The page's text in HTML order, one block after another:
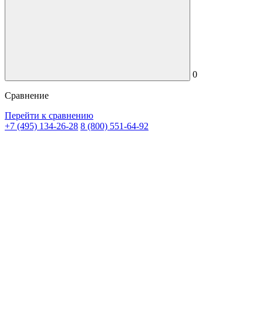
0
Сравнение
Перейти к сравнению
+7 (495) 134-26-28 8 (800) 551-64-92